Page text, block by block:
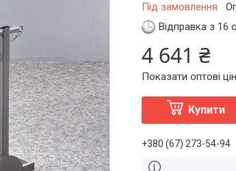
Під замовлення
Відправка з 16
4 641 ₴
Показати оптові
Купити
+380 (67) 273-54-94